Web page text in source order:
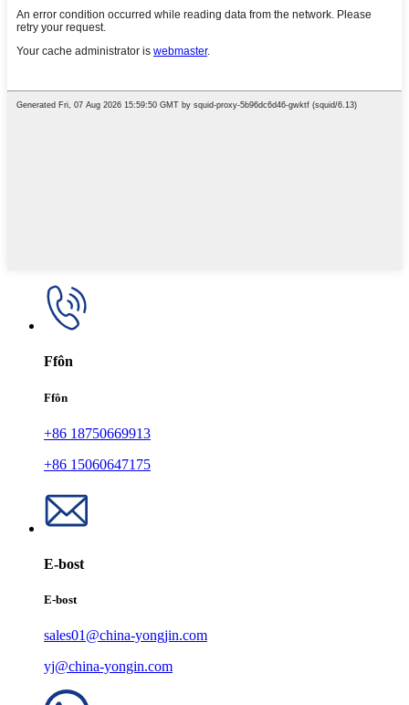
Ffôn
Ffôn
+86 18750669913
+86 15060647175
E-bost
E-bost
sales01@china-yongjin.com
yj@china-yongin.com